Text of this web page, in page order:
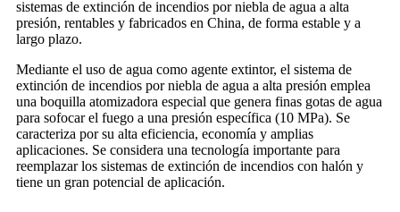
sistemas de extinción de incendios por niebla de agua a alta
presión, rentables y fabricados en China, de forma estable y a
largo plazo.
Mediante el uso de agua como agente extintor, el sistema de
extinción de incendios por niebla de agua a alta presión emplea
una boquilla atomizadora especial que genera finas gotas de agua
para sofocar el fuego a una presión específica (10 MPa). Se
caracteriza por su alta eficiencia, economía y amplias
aplicaciones. Se considera una tecnología importante para
reemplazar los sistemas de extinción de incendios con halón y
tiene un gran potencial de aplicación.